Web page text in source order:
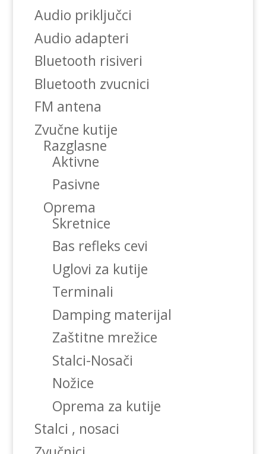
Audio priključci
Audio adapteri
Bluetooth risiveri
Bluetooth zvucnici
FM antena
Zvučne kutije
Razglasne
Aktivne
Pasivne
Oprema
Skretnice
Bas refleks cevi
Uglovi za kutije
Terminali
Damping materijal
Zaštitne mrežice
Stalci-Nosači
Nožice
Oprema za kutije
Stalci , nosaci